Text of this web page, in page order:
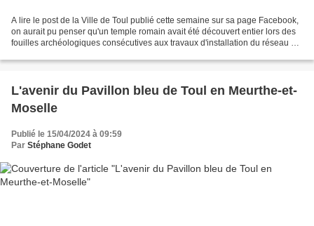
A lire le post de la Ville de Toul publié cette semaine sur sa page Facebook,
on aurait pu penser qu'un temple romain avait été découvert entier lors des
fouilles archéologiques consécutives aux travaux d'installation du réseau de
L'avenir du Pavillon bleu de Toul en Meurthe-et-
Moselle
Publié le 15/04/2024 à 09:59
Par Stéphane Godet